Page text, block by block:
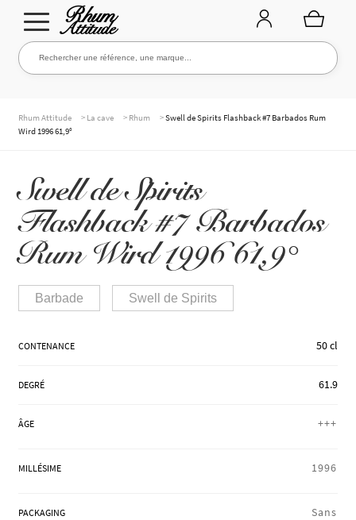
Aller
à
Aller
au
Rechercher une référence, une marque...
Rechercher
NOS RHUMS
WHISKIES & +
MARQUES
Rhum Attitude > La cave > Rhum >Swell de Spirits Flashback #7 Barbados Rum
Wird 1996 61,9°
Swell de Spirits
Flashback #7 Barbados
Rum Wird 1996 61,9°
Barbade Swell de Spirits
CONTENANCE 50 cl
DEGRÉ 61.9
ÂGE +++
MILLÉSIME 1996
PACKAGING Sans